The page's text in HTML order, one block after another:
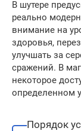
В шутере
реально
внимание на
здоровья,
улучшать за
сражений. В
некоторое
определенном
Порядок